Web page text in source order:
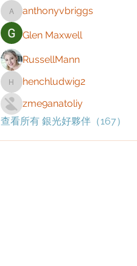
anthonyvbriggs
anthonyvbriggs
Glen Maxwell
RussellMann
henchludwig2
henchludwig2
zme9anatoliy
查看所有 銀光好夥伴（167）